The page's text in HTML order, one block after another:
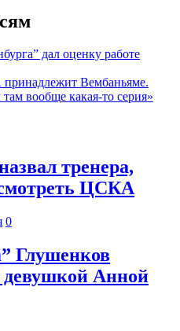
дал оценку работе
Вембаньяме.
вообще какая-то серия»
тренера,
ЦСКА
0
Глушенков
девушкой Анной